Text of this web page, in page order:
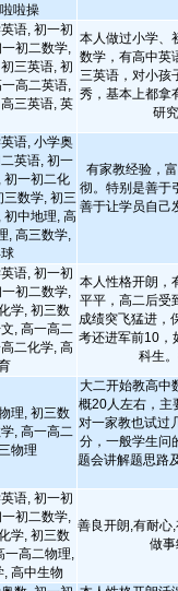
啦操
语, 初一初
初二数学,
三英语, 初
高二英语,
三英语, 英
本人做过小学、
数学，有高中英
三英语，对小孩
秀，基本上都拿
研
语, 小学奥
英语, 初一
初一初二化
三数学, 初三
初中地理, 高
, 高三数学,
有家教经验，
彻。特别是善于
善于让学员自己
语, 初一初
初二数学,
学, 初三数
, 高一高二
二化学, 高
本人性格开朗，
平平，高二后受
成绩突飞猛进，
考还进军前10，
科生
理, 初三数
, 高一高二
物理
大二开始教高中
概20人左右，主
对一家教也试过
分，一般学生问
题会讲解题思路
语, 初一初
初二数学,
学, 初三数
一高二物理,
高中生物
善良开朗,有耐心
做